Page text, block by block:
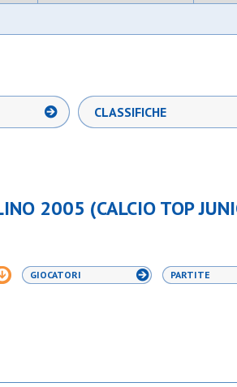
CLASSIFICHE
2005 (CALCIO TOP
GIOCATORI PARTITE